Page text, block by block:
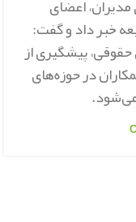
اعضای
خبر داد و گفت:
پیشگیری از
در حوزه‌های